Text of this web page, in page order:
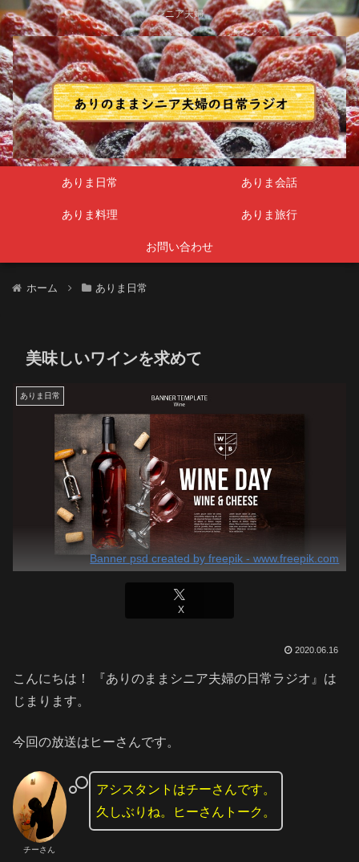
シニア夫婦
ありま日常 ありま会話
ありま料理 ありま旅行
お問い合わせ
ホーム ありま日常
美味しいワインを求めて
ありま日常
Banner psd created by freepik - www.freepik.com
X
2020.06.16
こんにちは！ 『ありのままシニア夫婦の日常ラジオ』は
じまります。
今回の放送はヒーさんです。
チーさん
アシスタントはチーさんです。
久しぶりね。ヒーさんトーク。